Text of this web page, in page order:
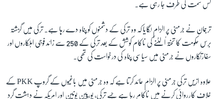
کس سمت کی طرف جا رہی ہے۔
ترجمان نے جرمنی پر الزام لگایا کہ وہ ترکی کے دشمنوں کو پناہ دے رہا ہے۔ ترکی میں گزشتہ
برس حکومت کا تختہ اُلٹنے کی ناکام کوشش کے بعد ترکی کے 250 سے زائد فوجی اہلکاروں اور
سفارتکاروں نے جرمنی میں سیاسی پناہ کی درخواست کی تھی۔
علاوہ ازیں ترکی جرمنی پر الزام عائد کرتا ہے کہ وہ جرمنی میں باغیوں کے گروپ PKK کے
خلاف کارروائی کرنے میں ناکام رہا ہے جسے ترکی، یورپین یونین اور امریکہ نے دہشت گرد